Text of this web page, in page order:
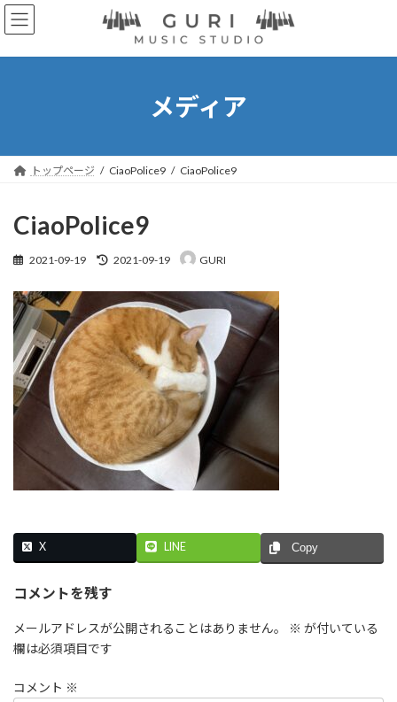
コ
ン
ン
ナ
ビ
ー
メディア
トップページ CiaoPolice9 CiaoPolice9
CiaoPolice9
2021-09-19
最
更
新
日
時
:
2021-09-19 GURI
X LINE Copy
コメントを残す
メールアドレスが公開されることはありません。 ※ が付いている
欄は必須項目です
コメント ※